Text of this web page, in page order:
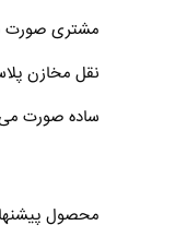
مشتری صورت
نقل مخازن
ساده صورت
محصول